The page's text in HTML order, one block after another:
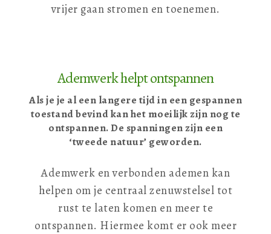
vrijer gaan stromen en toenemen.
Ademwerk helpt ontspannen
Als je je al een langere tijd in een gespannen
toestand bevind kan het moeilijk zijn nog te
ontspannen. De spanningen zijn een
‘tweede natuur’ geworden.
Ademwerk en verbonden ademen kan
helpen om je centraal zenuwstelsel tot
rust te laten komen en meer te
ontspannen. Hiermee komt er ook meer